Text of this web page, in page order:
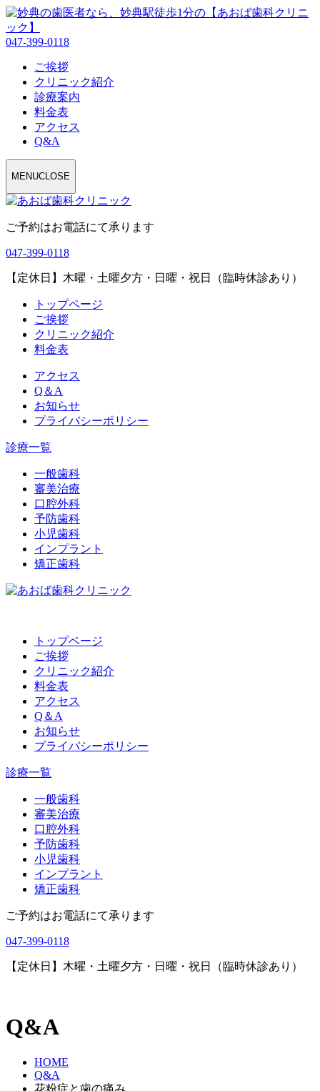
047-399-0118
ご挨拶
クリニック紹介
診療案内
料金表
アクセス
Q&A
MENUCLOSE
ご予約はお電話にて承ります
047-399-0118
【定休日】木曜・土曜夕方・日曜・祝日（臨時休診あり）
トップページ
ご挨拶
クリニック紹介
料金表
アクセス
Q＆A
お知らせ
プライバシーポリシー
診療一覧
一般歯科
審美治療
口腔外科
予防歯科
小児歯科
インプラント
矯正歯科
トップページ
ご挨拶
クリニック紹介
料金表
アクセス
Q＆A
お知らせ
プライバシーポリシー
診療一覧
一般歯科
審美治療
口腔外科
予防歯科
小児歯科
インプラント
矯正歯科
ご予約はお電話にて承ります
047-399-0118
【定休日】木曜・土曜夕方・日曜・祝日（臨時休診あり）
Q&A
HOME
Q&A
花粉症と歯の痛み